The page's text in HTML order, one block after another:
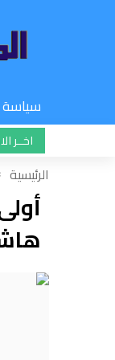
سياسة
اخــر تتحدى سانشيز
الرئيسية